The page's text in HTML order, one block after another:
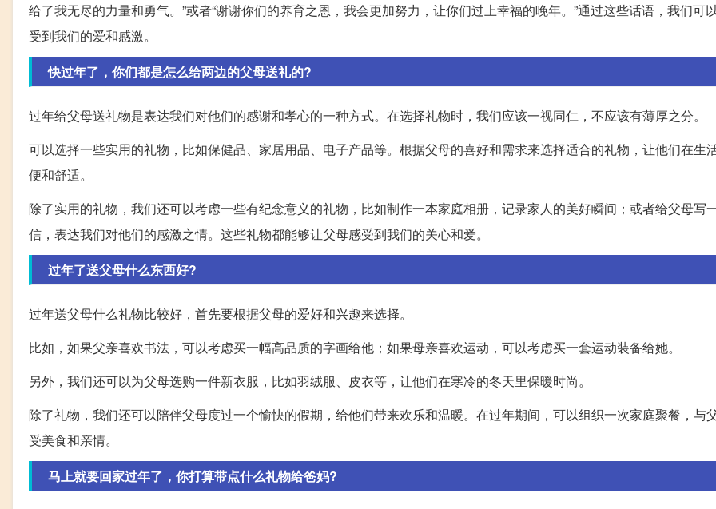
给了我无尽的力量和勇气。”或者“谢谢你们的养育之恩，我会更加努力，让你们过上幸福的晚年。”通过这些话语，我们可
受到我们的爱和感激。
快过年了，你们都是怎么给两边的父母送礼的?
过年给父母送礼物是表达我们对他们的感谢和孝心的一种方式。在选择礼物时，我们应该一视同仁，不应该有薄厚之分。
可以选择一些实用的礼物，比如保健品、家居用品、电子产品等。根据父母的喜好和需求来选择适合的礼物，让他们在生
便和舒适。
除了实用的礼物，我们还可以考虑一些有纪念意义的礼物，比如制作一本家庭相册，记录家人的美好瞬间；或者给父母写
信，表达我们对他们的感激之情。这些礼物都能够让父母感受到我们的关心和爱。
过年了送父母什么东西好?
过年送父母什么礼物比较好，首先要根据父母的爱好和兴趣来选择。
比如，如果父亲喜欢书法，可以考虑买一幅高品质的字画给他；如果母亲喜欢运动，可以考虑买一套运动装备给她。
另外，我们还可以为父母选购一件新衣服，比如羽绒服、皮衣等，让他们在寒冷的冬天里保暖时尚。
除了礼物，我们还可以陪伴父母度过一个愉快的假期，给他们带来欢乐和温暖。在过年期间，可以组织一次家庭聚餐，与
受美食和亲情。
马上就要回家过年了，你打算带点什么礼物给爸妈?